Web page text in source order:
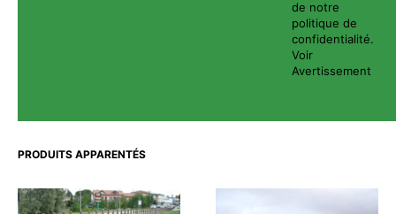
de notre
politique de
confidentialité.
Voir
Avertissement
PRODUITS APPARENTÉS